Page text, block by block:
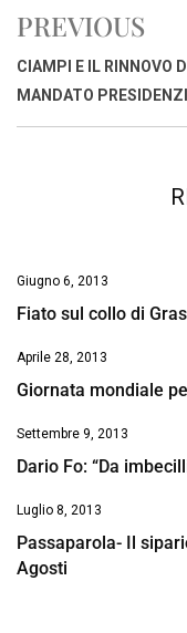
b
o
o
s
A
p
d
I
PREVIOUS
CIAMPI E IL RINNOVO
MANDATO
Giugno 6, 2013
Fiato sul collo di
Aprile 28, 2013
Giornata mondiale
Settembre 9, 2013
Dario Fo: “Da
Luglio 8, 2013
Passaparola- Il
Agosti